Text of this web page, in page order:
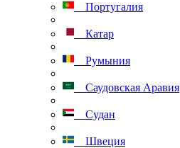
Португалия
Катар
Румыния
Саудовская Аравия
Судан
Швеция